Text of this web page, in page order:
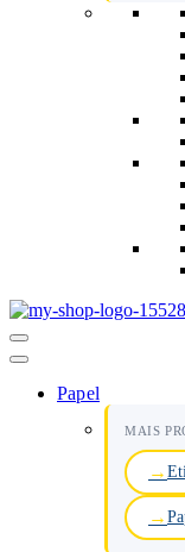
Menu
de
Papel
MAIS